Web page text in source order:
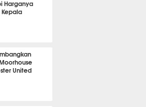
Harganya
United